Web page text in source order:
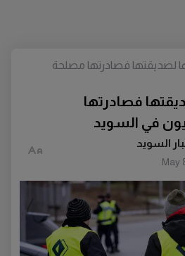
السويد
May
فصادرتها
في السويد
لصديقتها فصادرتها مصلحة